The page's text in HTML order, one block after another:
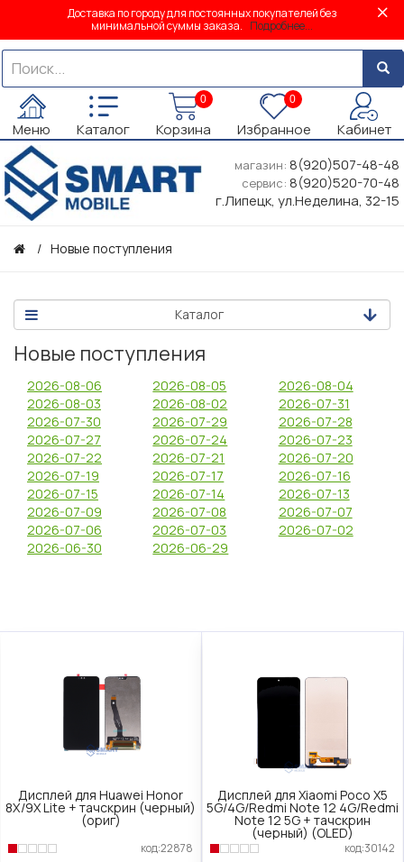
Доставка по городу для постоянных покупателей без
минимальной суммы заказа. Подробнее...
Меню Каталог
0
Корзина
0
Избранное Кабинет
магазин: 8(920)507-48-48
сервис: 8(920)520-70-48
г.Липецк, ул.Неделина, 32-15
Новые поступления
Каталог
Новые поступления
2026-08-06 2026-08-05
2026-08-04
2026-08-03
2026-08-02
2026-07-31
2026-07-30
2026-07-29
2026-07-28
2026-07-27
2026-07-24
2026-07-23
2026-07-22
2026-07-21
2026-07-20
2026-07-19
2026-07-17
2026-07-16
2026-07-15
2026-07-14
2026-07-13
2026-07-09
2026-07-08
2026-07-07
2026-07-06
2026-07-03
2026-07-02
2026-06-30
2026-06-29
Дисплей для Huawei Honor
8X/9X Lite + тачскрин (черный)
(ориг)
код:22878
Дисплей для Xiaomi Poco X5
5G/4G/Redmi Note 12 4G/Redmi
Note 12 5G + тачскрин
(черный) (OLED)
код:30142